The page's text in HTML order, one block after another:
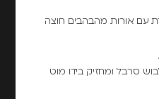
עם אורות מהבהבים חוצה
סרבל ומחזיק בידו מוט